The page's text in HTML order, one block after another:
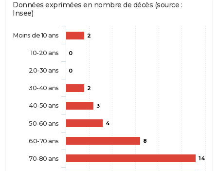
Données exprimées en nombre de décès (source :
Insee)
2
0
0
2
3
4
8
14
Moins de 10 ans
10-20 ans
20-30 ans
30-40 ans
40-50 ans
50-60 ans
60-70 ans
70-80 ans